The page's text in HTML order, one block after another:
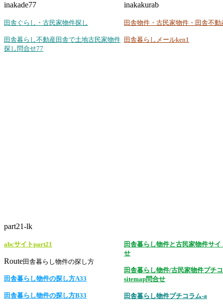
inakade77 inakakurab
田舎ぐらし・古民家物件探し
田舎暮らし不動産田舎で土地古民家物件
探し問合せ77
田舎物件・古民家物件・田舎不動
田舎暮らしメールken1
part21-lk
abcサイトpart21
Route田舎暮らし物件の探し方
田舎暮らし物件の探し方A33
田舎暮らし物件の探し方B33
田舎暮らし物件と古民家物件サイ
せ
田舎暮らし物件/古民家物件プチ
sitemap問合せ
田舎暮らし物件プチコラム-a